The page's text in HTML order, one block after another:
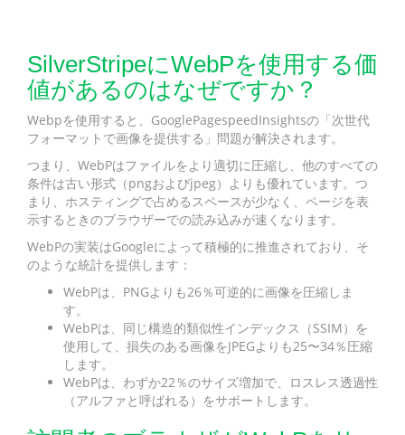
SilverStripeにWebPを使用する価
値があるのはなぜですか？
Webpを使用すると、GooglePagespeedInsightsの「次世代
フォーマットで画像を提供する」問題が解決されます。
つまり、WebPはファイルをより適切に圧縮し、他のすべての
条件は古い形式（pngおよびjpeg）よりも優れています。つ
まり、ホスティングで占めるスペースが少なく、ページを表
示するときのブラウザーでの読み込みが速くなります。
WebPの実装はGoogleによって積極的に推進されており、そ
のような統計を提供します：
WebPは、PNGよりも26％可逆的に画像を圧縮しま
す。
WebPは、同じ構造的類似性インデックス（SSIM）を
使用して、損失のある画像をJPEGよりも25〜34％圧縮
します。
WebPは、わずか22％のサイズ増加で、ロスレス透過性
（アルファと呼ばれる）をサポートします。